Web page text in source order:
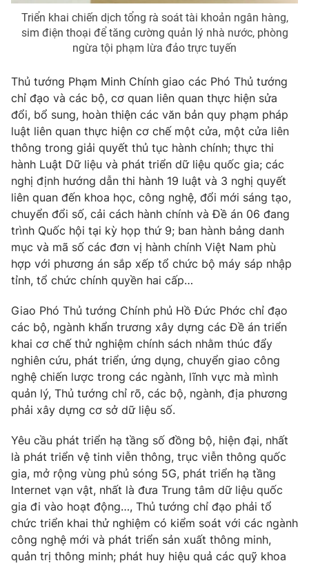
® Cấm sao chép dưới mọi hình thức nếu không có sự chấp
thuận bằng văn bản. Ghi rõ nguồn VTV.vn khi phát hành lại
thông tin từ website này.
Triển khai chiến dịch tổng rà soát tài khoản ngân hàng,
sim điện thoại để tăng cường quản lý nhà nước, phòng
ngừa tội phạm lừa đảo trực tuyến
Thủ tướng Phạm Minh Chính giao các Phó Thủ tướng
chỉ đạo và các bộ, cơ quan liên quan thực hiện sửa
đổi, bổ sung, hoàn thiện các văn bản quy phạm pháp
luật liên quan thực hiện cơ chế một cửa, một cửa liên
thông trong giải quyết thủ tục hành chính; thực thi
hành Luật Dữ liệu và phát triển dữ liệu quốc gia; các
nghị định hướng dẫn thi hành 19 luật và 3 nghị quyết
liên quan đến khoa học, công nghệ, đổi mới sáng tạo,
chuyển đổi số, cải cách hành chính và Đề án 06 đang
trình Quốc hội tại kỳ họp thứ 9; ban hành bảng danh
mục và mã số các đơn vị hành chính Việt Nam phù
hợp với phương án sắp xếp tổ chức bộ máy sáp nhập
tỉnh, tổ chức chính quyền hai cấp…
Giao Phó Thủ tướng Chính phủ Hồ Đức Phớc chỉ đạo
các bộ, ngành khẩn trương xây dựng các Đề án triển
khai cơ chế thử nghiệm chính sách nhằm thúc đẩy
nghiên cứu, phát triển, ứng dụng, chuyển giao công
nghệ chiến lược trong các ngành, lĩnh vực mà mình
quản lý, Thủ tướng chỉ rõ, các bộ, ngành, địa phương
phải xây dựng cơ sở dữ liệu số.
Yêu cầu phát triển hạ tầng số đồng bộ, hiện đại, nhất
là phát triển vệ tinh viễn thông, trục viễn thông quốc
gia, mở rộng vùng phủ sóng 5G, phát triển hạ tầng
Internet vạn vật, nhất là đưa Trung tâm dữ liệu quốc
gia đi vào hoạt động…, Thủ tướng chỉ đạo phải tổ
chức triển khai thử nghiệm có kiểm soát với các ngành
công nghệ mới và phát triển sản xuất thông minh,
quản trị thông minh; phát huy hiệu quả các quỹ khoa